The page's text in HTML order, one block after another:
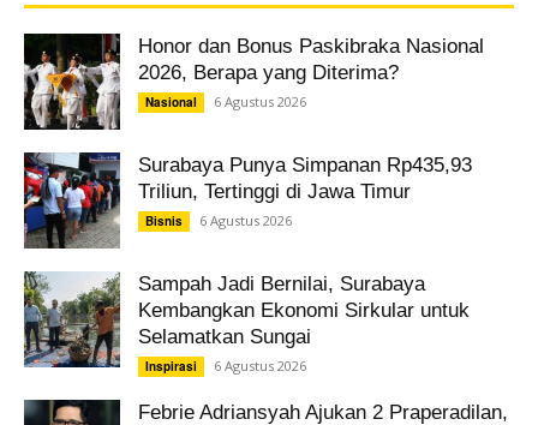
Honor dan Bonus Paskibraka Nasional
2026, Berapa yang Diterima?
Nasional 6 Agustus 2026
Surabaya Punya Simpanan Rp435,93
Triliun, Tertinggi di Jawa Timur
Bisnis 6 Agustus 2026
Sampah Jadi Bernilai, Surabaya
Kembangkan Ekonomi Sirkular untuk
Selamatkan Sungai
Inspirasi 6 Agustus 2026
Febrie Adriansyah Ajukan 2 Praperadilan,